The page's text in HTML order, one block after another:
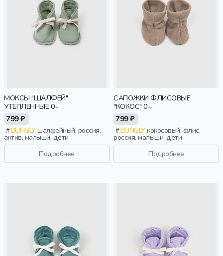
МОКСЫ "ШАЛФЕЙ"
УТЕПЛЕННЫЕ 0+
799 ₽
BUNGLYшалфейный, россия,
актив, малыши, дети
Подробнее
САПОЖКИ ФЛИСОВЫЕ
"КОКОС" 0+
799 ₽
BUNGLYкокосовый, флис,
россия, малыши, дети
Подробнее